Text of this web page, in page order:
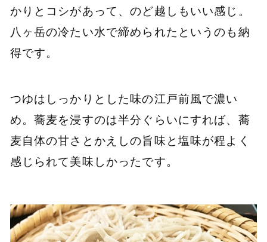
かりとコシがあって、のど越しもいい感じ。
八ヶ岳の冷たい水で締められたというのも納
得です。
つゆはしっかりとした味の江戸前風で濃い
め。蕎麦を浸すのは半分ぐらいにすれば、蕎
麦自体の甘さとかえしの旨味と塩味が程よく
感じられて美味しかったです。